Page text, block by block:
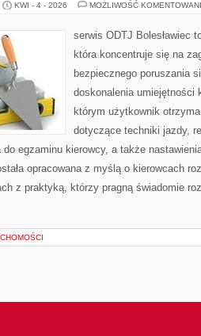
KWI - 4 - 2026 MOŻLIWOŚĆ
serwis ODTJ Bolesławiec
która koncentruje się na
bezpiecznego poruszania
doskonalenia umiejętności
którym użytkownik
dotyczące techniki jazdy,
do egzaminu kierowcy, a także
opracowana z myślą o kierowcach
z praktyką, którzy pragną świadomie